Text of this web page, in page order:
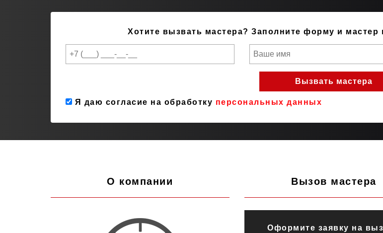
Хотите вызвать мастера? Заполните форму и мастер
Я даю согласие на обработку персональных данных
О компании Вызов мастера
Оформите заявку на